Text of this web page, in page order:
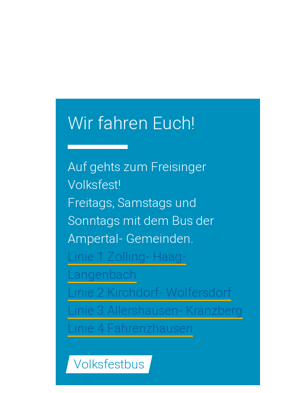
Wir fahren Euch!
Auf gehts zum Freisinger
Volksfest!
Freitags, Samstags und
Sonntags mit dem Bus der
Ampertal- Gemeinden.
Linie 1 Zolling- Haag-
Langenbach
Linie 2 Kirchdorf- Wolfersdorf
Linie 3 Allershausen- Kranzberg
Linie 4 Fahrenzhausen
Volksfestbus